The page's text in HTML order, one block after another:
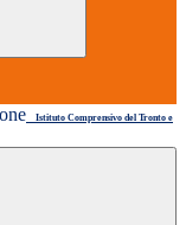
Istituto Comprensivo del Tronto e